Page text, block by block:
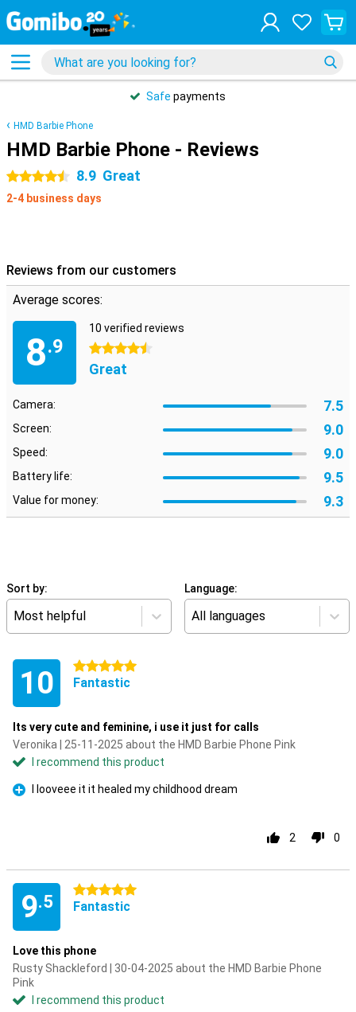
Safe payments
HMD Barbie Phone
HMD Barbie Phone - Reviews
4.5 stars 8.9 Great
2-4 business days
Reviews from our customers
Average scores:
8.9
10 verified reviews
4.5 stars
Great
Camera: 7.5
Screen: 9.0
Speed: 9.0
Battery life: 9.5
Value for money: 9.3
Sort by:
Most helpful
Language:
All languages
10 5 stars
Fantastic
Its very cute and feminine, i use it just for calls
Veronika | 25-11-2025 about the HMD Barbie Phone Pink
I recommend this product
Pro
I looveee it it healed my childhood dream
2 0
9.5
5 stars
Fantastic
Love this phone
Rusty Shackleford | 30-04-2025 about the HMD Barbie Phone
Pink
I recommend this product